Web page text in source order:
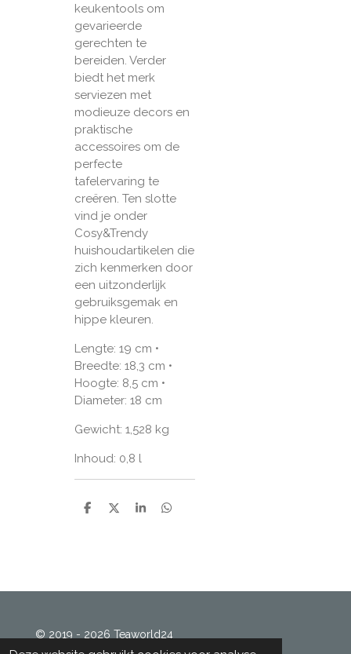
keukentools om
gevarieerde
gerechten te
bereiden. Verder
biedt het merk
serviezen met
modieuze decors en
praktische
accessoires om de
perfecte
tafelervaring te
creëren. Ten slotte
vind je onder
Cosy&Trendy
huishoudartikelen die
zich kenmerken door
een uitzonderlijk
gebruiksgemak en
hippe kleuren.
Lengte: 19 cm •
Breedte: 18,3 cm •
Hoogte: 8,5 cm •
Diameter: 18 cm
Gewicht: 1,528 kg
Inhoud: 0,8 l
D
D
S
D
© 2019 - 2026 Teaworld24